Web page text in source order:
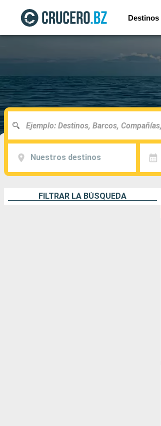
Destinos
Nuestros destinos
FILTRAR LA BÚSQUEDA